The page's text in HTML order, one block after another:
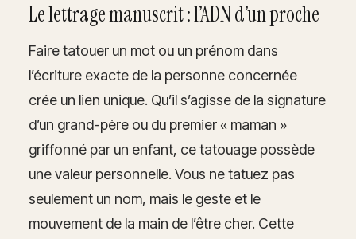
Le lettrage manuscrit : l’ADN d’un proche
Faire tatouer un mot ou un prénom dans
l’écriture exacte de la personne concernée
crée un lien unique. Qu’il s’agisse de la signature
d’un grand-père ou du premier « maman »
griffonné par un enfant, ce tatouage possède
une valeur personnelle. Vous ne tatuez pas
seulement un nom, mais le geste et le
mouvement de la main de l’être cher. Cette